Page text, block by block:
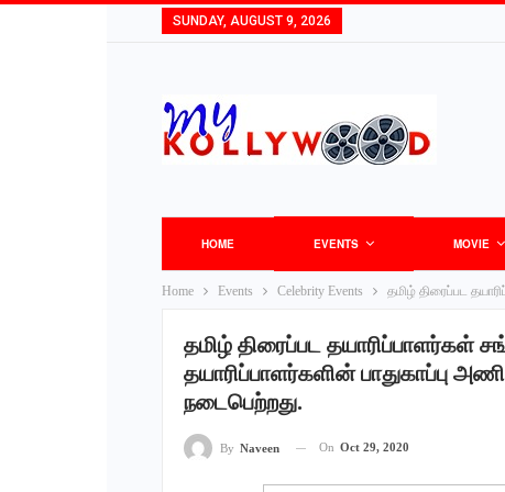
SUNDAY, AUGUST 9, 2026
HOME EVENTS MOVIE
Home Events Celebrity Events தமிழ் திரைப்பட
தமிழ் திரைப்பட தயாரிப்பாளர்கள்
தயாரிப்பாளர்களின் பாதுகாப்பு
நடைபெற்றது.
By Naveen On Oct 29, 2020